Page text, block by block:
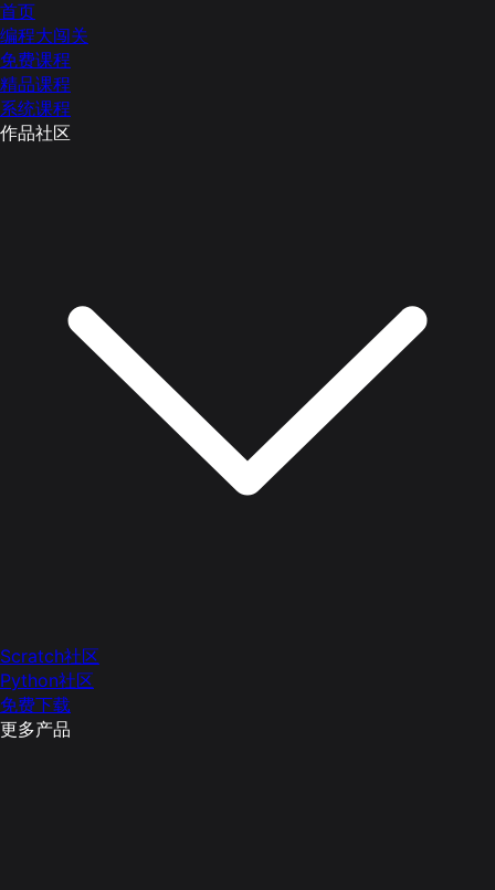
首页
编程大闯关
免费课程
精品课程
系统课程
作品社区
Scratch社区
Python社区
免费下载
更多产品